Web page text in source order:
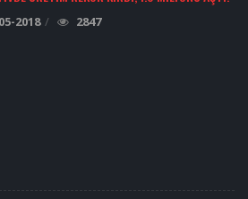
2018 2847